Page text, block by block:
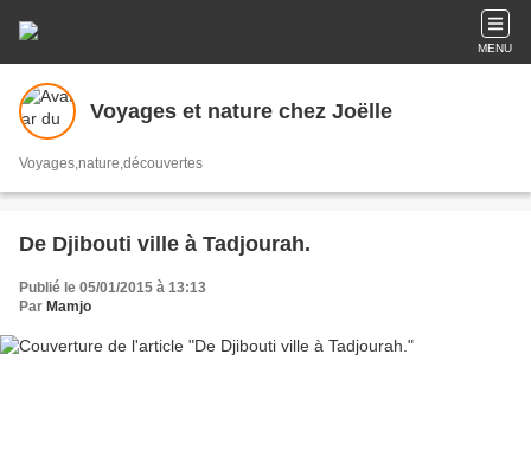
MENU
Voyages et nature chez Joëlle
Voyages,nature,découvertes
De Djibouti ville à Tadjourah.
Publié le 05/01/2015 à 13:13
Par Mamjo